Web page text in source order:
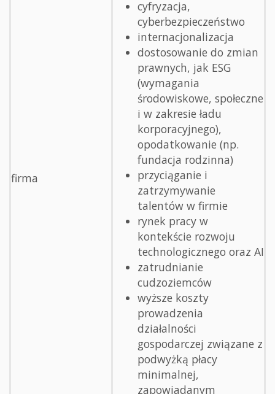
firma
cyfryzacja,
cyberbezpieczeństwo
internacjonalizacja
dostosowanie do zmian
prawnych, jak ESG
(wymagania
środowiskowe, społeczne
i w zakresie ładu
korporacyjnego),
opodatkowanie (np.
fundacja rodzinna)
przyciąganie i
zatrzymywanie
talentów w firmie
rynek pracy w
kontekście rozwoju
technologicznego oraz AI
zatrudnianie
cudzoziemców
wyższe koszty
prowadzenia
działalności
gospodarczej związane z
podwyżką płacy
minimalnej,
zapowiadanym